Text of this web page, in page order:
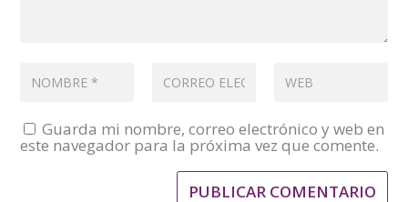
Guarda mi nombre, correo electrónico y web en
este navegador para la próxima vez que comente.